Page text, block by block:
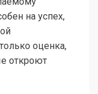
на успех,
оценка,
откроют